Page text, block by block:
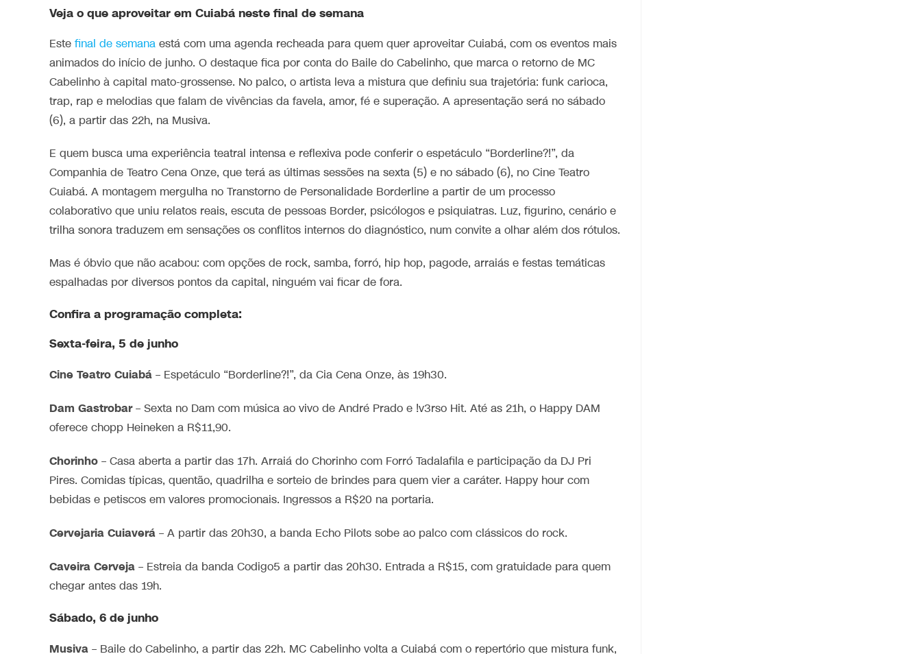
Veja o que aproveitar em Cuiabá neste final de semana
Este final de semana está com uma agenda recheada para quem quer aproveitar Cuiabá, com os eventos mais
animados do início de junho. O destaque fica por conta do Baile do Cabelinho, que marca o retorno de MC
Cabelinho à capital mato-grossense. No palco, o artista leva a mistura que definiu sua trajetória: funk carioca,
trap, rap e melodias que falam de vivências da favela, amor, fé e superação. A apresentação será no sábado
(6), a partir das 22h, na Musiva.
E quem busca uma experiência teatral intensa e reflexiva pode conferir o espetáculo “Borderline?!”, da
Companhia de Teatro Cena Onze, que terá as últimas sessões na sexta (5) e no sábado (6), no Cine Teatro
Cuiabá. A montagem mergulha no Transtorno de Personalidade Borderline a partir de um processo
colaborativo que uniu relatos reais, escuta de pessoas Border, psicólogos e psiquiatras. Luz, figurino, cenário e
trilha sonora traduzem em sensações os conflitos internos do diagnóstico, num convite a olhar além dos rótulos.
Mas é óbvio que não acabou: com opções de rock, samba, forró, hip hop, pagode, arraiás e festas temáticas
espalhadas por diversos pontos da capital, ninguém vai ficar de fora.
Confira a programação completa:
Sexta-feira, 5 de junho
Cine Teatro Cuiabá – Espetáculo “Borderline?!”, da Cia Cena Onze, às 19h30.
Dam Gastrobar– Sexta no Dam com música ao vivo de André Prado e !v3rso Hit. Até as 21h, o Happy DAM
oferece chopp Heineken a R$11,90.
Chorinho – Casa aberta a partir das 17h. Arraiá do Chorinho com Forró Tadalafila e participação da DJ Pri
Pires. Comidas típicas, quentão, quadrilha e sorteio de brindes para quem vier a caráter. Happy hour com
bebidas e petiscos em valores promocionais. Ingressos a R$20 na portaria.
Cervejaria Cuiaverá – A partir das 20h30, a banda Echo Pilots sobe ao palco com clássicos do rock.
Caveira Cerveja – Estreia da banda Codigo5 a partir das 20h30. Entrada a R$15, com gratuidade para quem
chegar antes das 19h.
Sábado, 6 de junho
Musiva – Baile do Cabelinho, a partir das 22h. MC Cabelinho volta a Cuiabá com o repertório que mistura funk,